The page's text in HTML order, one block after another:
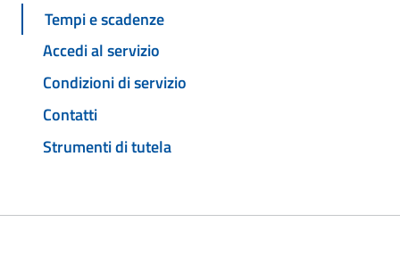
Tempi e scadenze
Accedi al servizio
Condizioni di servizio
Contatti
Strumenti di tutela